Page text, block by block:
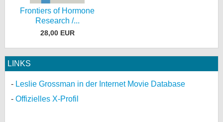
Frontiers of Hormone
Research /...
28,00 EUR
LINKS
Leslie Grossman in der Internet Movie Database
Offizielles X-Profil